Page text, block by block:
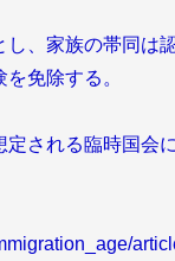
、家族の帯同は
免除する。
される臨時国会